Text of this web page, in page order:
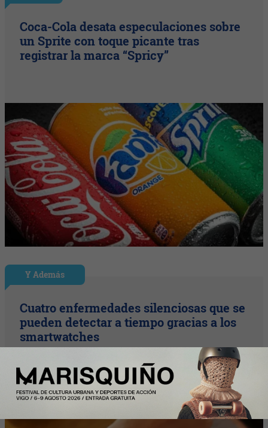
Coca-Cola desata especulaciones sobre
un Sprite con toque picante tras
registrar la marca “Spricy”
Y Además
Cuatro enfermedades silenciosas que se
pueden detectar a tiempo gracias a los
smartwatches